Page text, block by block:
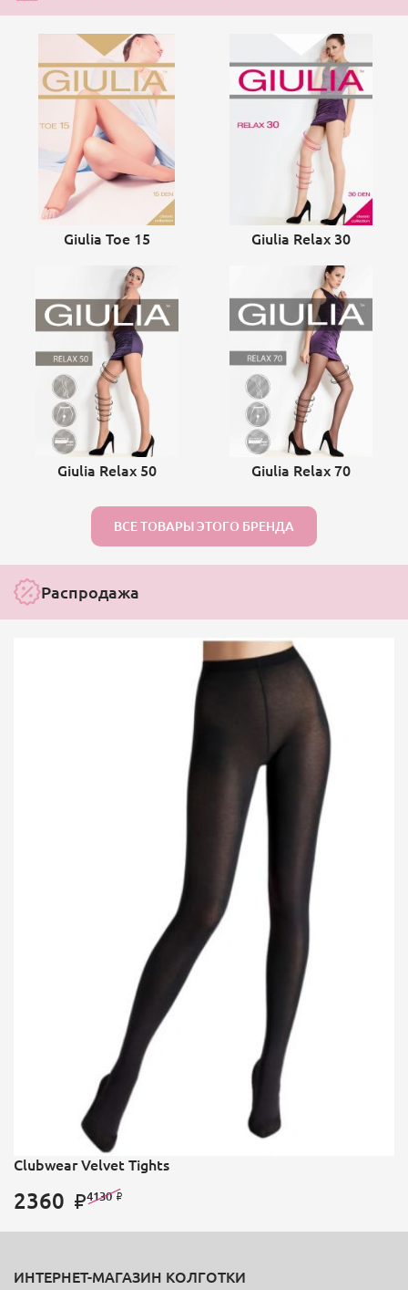
Giulia Toe 15 Giulia Relax 30
Giulia Relax 50 Giulia Relax 70
ВСЕ ТОВАРЫ ЭТОГО БРЕНДА
Распродажа
Clubwear Velvet Tights
2360 4130
ИНТЕРНЕТ-МАГАЗИН КОЛГОТКИ